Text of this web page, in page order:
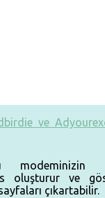
modeminizin
oluşturur ve
çıkartabilir.